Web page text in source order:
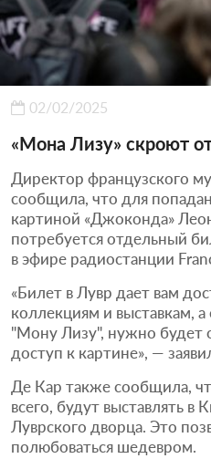
02/02/2025
«Мона Лизу» скроют
Директор французского
сообщила, что для
картиной «Джоконда»
потребуется отдельный
в эфире радиостанции
«Билет в Лувр дает вам
коллекциям и выставкам,
"Мону Лизу", нужно будет
доступ к картине», —
Де Кар также сообщила,
всего, будут выставлять в
Луврского дворца. Это
полюбоваться шедевром.